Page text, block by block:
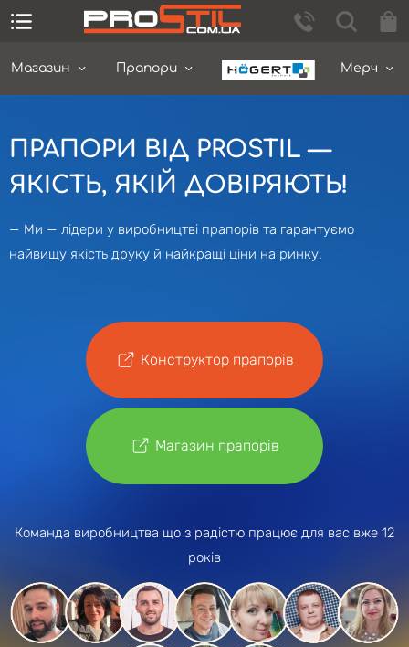
Магазин Прапори Мерч
ПРАПОРИ ВІД PROSTIL —
ЯКІСТЬ, ЯКІЙ ДОВІРЯЮТЬ!
— Ми — лідери у виробництві прапорів та гарантуємо
найвищу якість друку й найкращі ціни на ринку.
Конструктор прапорів
Магазин прапорів
Команда виробництва що з радістю працює для вас вже 12
років